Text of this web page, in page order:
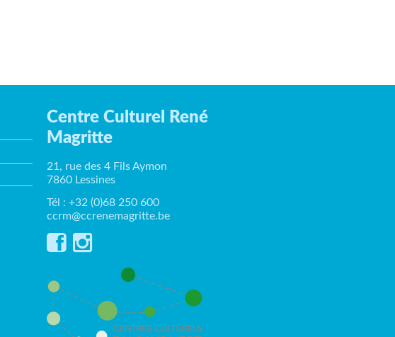
Centre Culturel René
Magritte
21, rue des 4 Fils Aymon
7860 Lessines
Tél : +32 (0)68 250 600
ccrm@ccrenemagritte.be